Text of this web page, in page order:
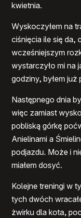
kwietnia.
Wyskoczyłem na
ciśnięcia ile się da,
wcześniejszym
wystarczyło mi na
godziny, byłem
Następnego dnia
więc zamiast
pobliską górkę
Anielinami a
podjazdu. Może i
miałem dosyć.
Kolejne treningi w
tych dwóch
żwirku dla kota,